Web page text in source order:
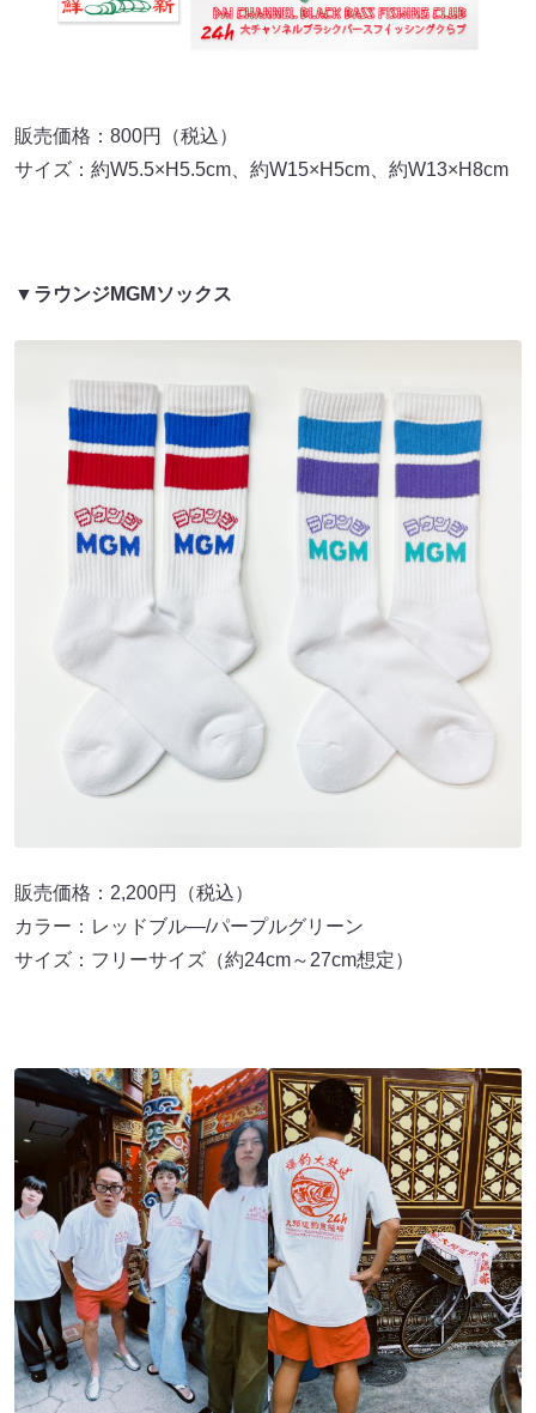
販売価格：800円（税込）
サイズ：約W5.5×H5.5cm、約W15×H5cm、約W13×H8cm
▼ラウンジMGMソックス
販売価格：2,200円（税込）
カラー：レッドブル―/パープルグリーン
サイズ：フリーサイズ（約24cm～27cm想定）